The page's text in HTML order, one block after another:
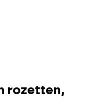
rozetten,